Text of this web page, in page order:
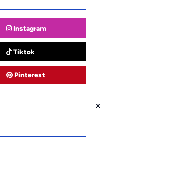
Instagram
Tiktok
Pinterest